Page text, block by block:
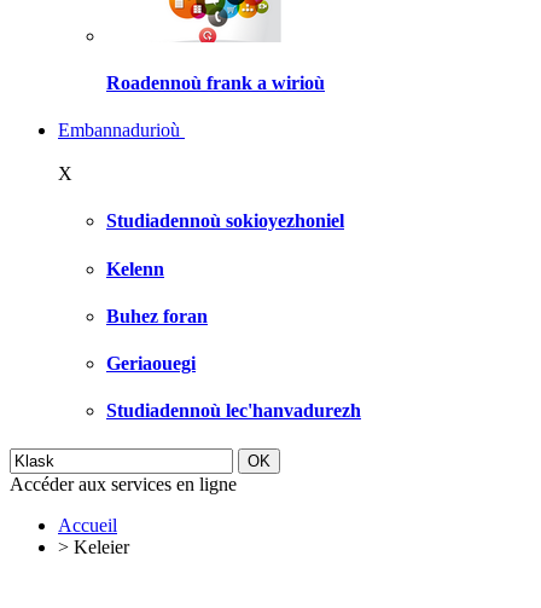
Roadennoù frank a wirioù
Embannadurioù
X
Studiadennoù sokioyezhoniel
Kelenn
Buhez foran
Geriaouegi
Studiadennoù lec'hanvadurezh
Accéder aux services en ligne
Accueil
> Keleier